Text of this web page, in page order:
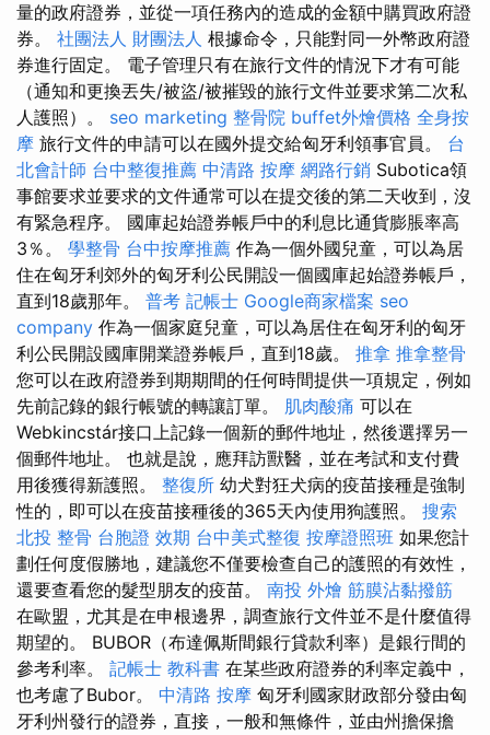
量的政府證券，並從一項任務內的造成的金額中購買政府證
券。 社團法人 財團法人 根據命令，只能對同一外幣政府證
券進行固定。 電子管理只有在旅行文件的情況下才有可能
（通知和更換丟失/被盜/被摧毀的旅行文件並要求第二次私
人護照）。 seo marketing 整骨院 buffet外燴價格 全身按
摩 旅行文件的申請可以在國外提交給匈牙利領事官員。 台
北會計師 台中整復推薦 中清路 按摩 網路行銷 Subotica領
事館要求並要求的文件通常可以在提交後的第二天收到，沒
有緊急程序。 國庫起始證券帳戶中的利息比通貨膨脹率高
3％。 學整骨 台中按摩推薦 作為一個外國兒童，可以為居
住在匈牙利郊外的匈牙利公民開設一個國庫起始證券帳戶，
直到18歲那年。 普考 記帳士 Google商家檔案 seo
company 作為一個家庭兒童，可以為居住在匈牙利的匈牙
利公民開設國庫開業證券帳戶，直到18歲。 推拿 推拿整骨
您可以在政府證券到期期間的任何時間提供一項規定，例如
先前記錄的銀行帳號的轉讓訂單。 肌肉酸痛 可以在
Webkincstár接口上記錄一個新的郵件地址，然後選擇另一
個郵件地址。 也就是說，應拜訪獸醫，並在考試和支付費
用後獲得新護照。 整復所 幼犬對狂犬病的疫苗接種是強制
性的，即可以在疫苗接種後的365天內使用狗護照。 搜索
北投 整骨 台胞證 效期 台中美式整復 按摩證照班 如果您計
劃任何度假勝地，建議您不僅要檢查自己的護照的有效性，
還要查看您的髮型朋友的疫苗。 南投 外燴 筋膜沾黏撥筋
在歐盟，尤其是在申根邊界，調查旅行文件並不是什麼值得
期望的。 BUBOR（布達佩斯間銀行貸款利率）是銀行間的
參考利率。 記帳士 教科書 在某些政府證券的利率定義中，
也考慮了Bubor。 中清路 按摩 匈牙利國家財政部分發由匈
牙利州發行的證券，直接，一般和無條件，並由州擔保擔